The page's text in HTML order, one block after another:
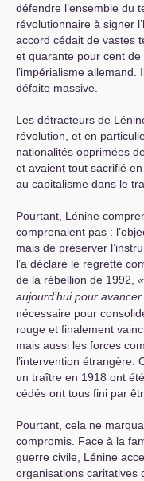
défendre l’ensemble du
révolutionnaire à signer
accord cédait de vastes
et quarante pour cent
l’impérialisme allemand.
défaite massive.
Les détracteurs de
révolution, et en
nationalités opprimées
et avaient tout sacrifié
au capitalisme dans le
Pourtant, Lénine
comprenaient pas :
mais de préserver
l’a déclaré le regretté
de la rébellion de 1992, «
aujourd’hui pour
nécessaire pour
rouge et finalement
mais aussi les forces
l’intervention étrangère.
un traître en 1918 ont
cédés ont tous fini par
Pourtant, cela ne
compromis. Face à la
guerre civile, Lénine
organisations caritatives